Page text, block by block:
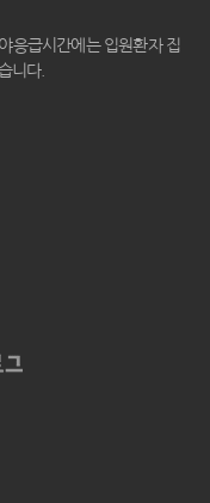
응급시간에는 입원환자 집
니다.